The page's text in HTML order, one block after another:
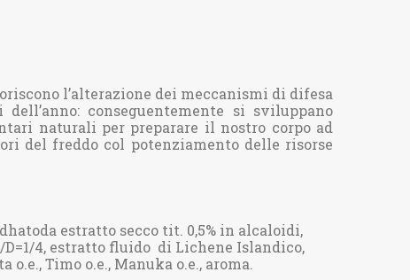
l’alterazione dei meccanismi di difesa
conseguentemente si sviluppano
naturali per preparare il nostro corpo ad
del freddo col potenziamento delle risorse
estratto secco tit. 0,5% in alcaloidi,
D=1/4, estratto fluido di Lichene Islandico,
Timo o.e., Manuka o.e., aroma.